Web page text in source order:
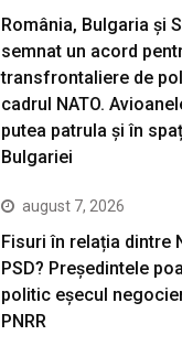
România, Bulgaria și
semnat un acord
transfrontaliere de
cadrul NATO.
putea patrula și în
Bulgariei
august 7, 2026
Fisuri în relația dintre
PSD? Președintele
politic eșecul
PNRR